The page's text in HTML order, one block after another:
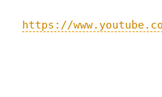
https://